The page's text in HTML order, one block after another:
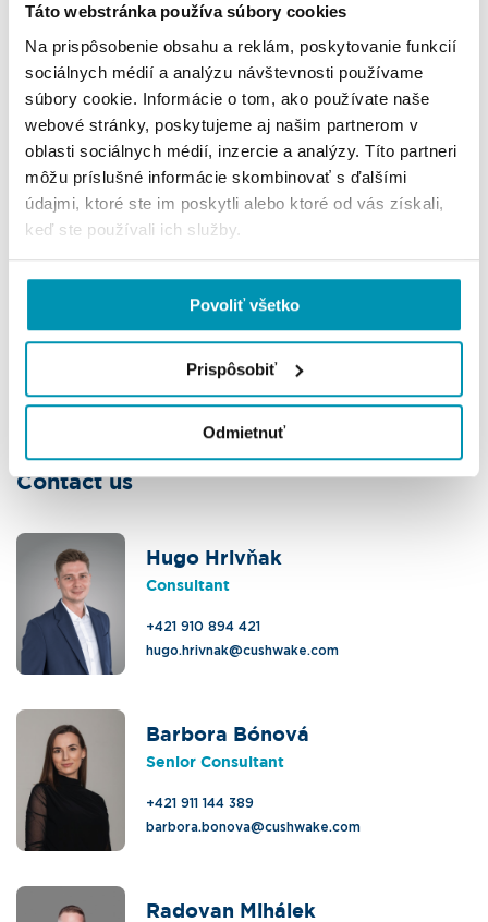
Táto webstránka používa súbory cookies
Na prispôsobenie obsahu a reklám, poskytovanie funkcií
sociálnych médií a analýzu návštevnosti používame
súbory cookie. Informácie o tom, ako používate naše
webové stránky, poskytujeme aj našim partnerom v
oblasti sociálnych médií, inzercie a analýzy. Títo partneri
môžu príslušné informácie skombinovať s ďalšími
údajmi, ktoré ste im poskytli alebo ktoré od vás získali,
keď ste používali ich služby.
Povoliť všetko
Prispôsobiť
Odmietnuť
modern businesses in the center of the Old Town. A
major advantage is the option to rent covered parking
Total building size 1250 m2
15 - 330 m 2
Monthly rent 11 - 12 €/m2
Service charges
Parking space from 150 €/space
Client pays no commission
I'm interested in this office
Contact us
Hugo Hrivňak
Consultant
+421 910 894 421
hugo.hrivnak@cushwake.com
Barbora Bónová
Senior Consultant
+421 911 144 389
barbora.bonova@cushwake.com
Radovan Mihálek